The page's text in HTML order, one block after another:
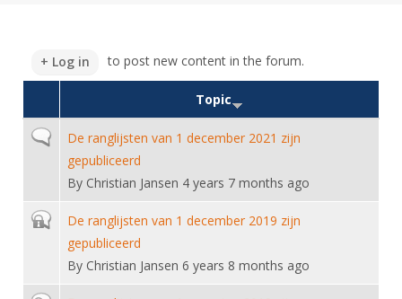
Maandelijks archief
Evenement
Website
Gebruiksvoorwaarden
Lidmaatschap
Reglementen
Ledencijfers
Sponsors en Partners
Organisatie
Introductie
Veteranen
Lichtzwaardschermen
Wedstrijdsport
Ranglijsten
Inschrijven
Nieuws
NK's
Oranje
DBT
Informatie
Voor de jeugd
Spreekbeurtpakket
Ouders en vereniging
Jeugdkampen
Brassardsysteem
Forums
Forums
Schermforum
Nieuws
Zoek Vereniging
Contact
NK organiseren
Log in to post new content in the forum.
Topic
Normal topicDe ranglijsten van 1 december 2021 zijn
gepubliceerd
By Christian Jansen 4 years 7 months ago
Closed topicDe ranglijsten van 1 december 2019 zijn
gepubliceerd
By Christian Jansen 6 years 8 months ago